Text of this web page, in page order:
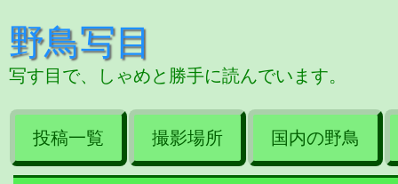
野鳥写目
写す目で、しゃめと勝手に読んでいます。
投稿一覧 撮影場所 国内の野鳥